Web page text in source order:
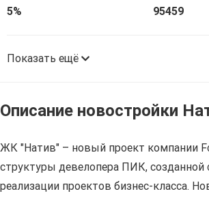
5%
95459
Показать ещё
Описание новостройки
ЖК "Натив" – новый проект компании
структуры девелопера ПИК, созданной
реализации проектов бизнес-класса.